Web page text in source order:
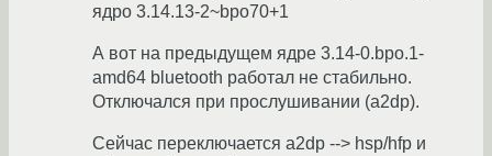
ядро 3.14.13-2~bpo70+1
А вот на предыдущем ядре 3.14-0.bpo.1-
amd64 bluetooth работал не стабильно.
Отключался при прослушивании (a2dp).
Сейчас переключается a2dp --> hsp/hfp и